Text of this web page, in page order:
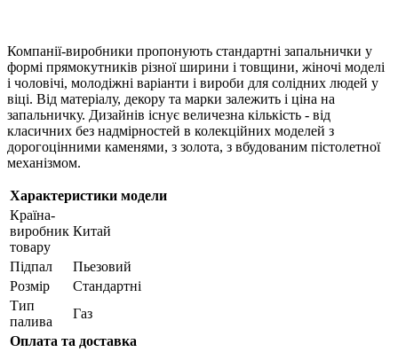
Компанії-виробники пропонують стандартні запальнички у
формі прямокутників різної ширини і товщини, жіночі моделі
і чоловічі, молодіжні варіанти і вироби для солідних людей у ​​
віці. Від матеріалу, декору та марки залежить і ціна на
запальничку. Дизайнів існує величезна кількість - від
класичних без надмірностей в колекційних моделей з
дорогоцінними каменями, з золота, з вбудованим пістолетної
механізмом.
Характеристики модели
Країна-
виробник
товару
Китай
Підпал
Пьезовий
Розмір
Стандартні
Тип
палива
Газ
Оплата та доставка